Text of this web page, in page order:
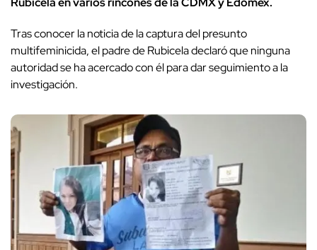
Tras conocer la noticia de la captura del presunto
multifeminicida, el padre de Rubicela declaró que ninguna
autoridad se ha acercado con él para dar seguimiento a la
investigación.